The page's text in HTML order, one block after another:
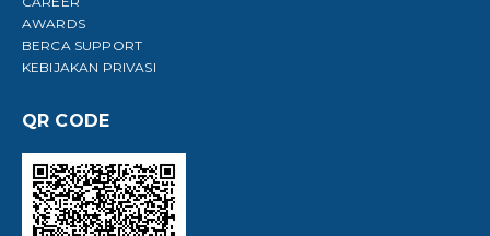
AWARDS
BERCA SUPPORT
KEBIJAKAN PRIVASI
QR CODE